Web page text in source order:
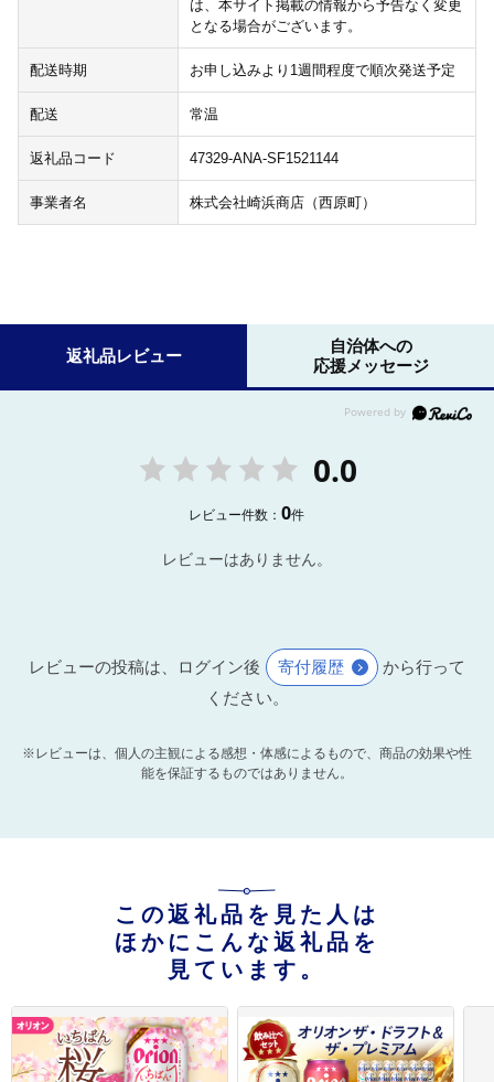
は、本サイト掲載の情報から予告なく変更
となる場合がございます。
配送時期 お申し込みより1週間程度で順次発送予定
配送 常温
返礼品コード 47329-ANA-SF1521144
事業者名 株式会社崎浜商店（西原町）
返礼品レビュー
自治体への
応援メッセージ
0.0
レビュー件数：0件
レビューはありません。
レビューの投稿は、ログイン後 寄付履歴
から行って
ください。
※レビューは、個人の主観による感想・体感によるもので、商品の効果や性
能を保証するものではありません。
この返礼品を見た人は
ほかにこんな返礼品を
見ています。